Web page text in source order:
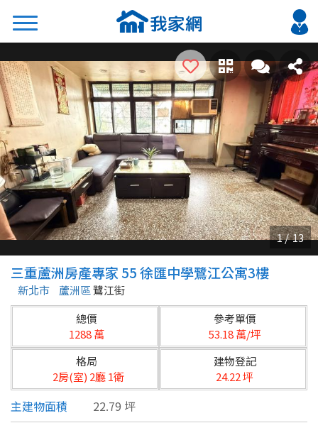
搜尋
熱門關鍵字
2026 台北降價好屋限量釋出
2026 新北降價好屋限量釋出
2026 台中降價好屋限量釋出
2026 台南降價好屋限量釋出
2026 高雄降價好屋限量釋出
縣市
不限
台北市
基隆市
新北市
宜蘭縣
區域
三重蘆洲房產專家 55 徐匯中學鷺江公寓3樓
新北市 蘆洲區鷺江街
總價
1288 萬
參考單價
53.18 萬/坪
格局
2房(室) 2廳 1衛
建物登記
24.22 坪
主建物面積
22.79 坪